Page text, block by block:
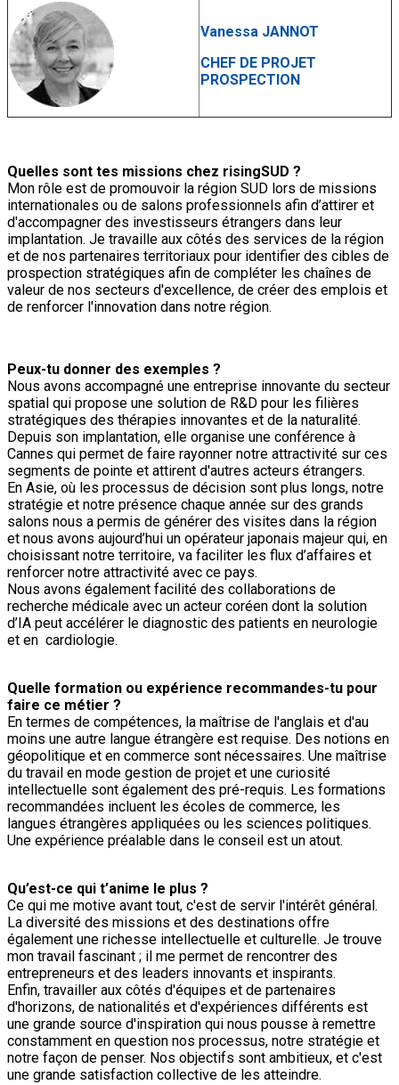
Vanessa JANNOT
CHEF DE PROJET
PROSPECTION
Quelles sont tes missions chez risingSUD ?
Mon rôle est de promouvoir la région SUD lors de missions
internationales ou de salons professionnels afin d’attirer et
d'accompagner des investisseurs étrangers dans leur
implantation. Je travaille aux côtés des services de la région
et de nos partenaires territoriaux pour identifier des cibles de
prospection stratégiques afin de compléter les chaînes de
valeur de nos secteurs d'excellence, de créer des emplois et
de renforcer l'innovation dans notre région.
Peux-tu donner des exemples ?
Nous avons accompagné une entreprise innovante du secteur
spatial qui propose une solution de R&D pour les filières
stratégiques des thérapies innovantes et de la naturalité.
Depuis son implantation, elle organise une conférence à
Cannes qui permet de faire rayonner notre attractivité sur ces
segments de pointe et attirent d'autres acteurs étrangers.
En Asie, où les processus de décision sont plus longs, notre
stratégie et notre présence chaque année sur des grands
salons nous a permis de générer des visites dans la région
et nous avons aujourd’hui un opérateur japonais majeur qui, en
choisissant notre territoire, va faciliter les flux d’affaires et
renforcer notre attractivité avec ce pays.
Nous avons également facilité des collaborations de
recherche médicale avec un acteur coréen dont la solution
d’IA peut accélérer le diagnostic des patients en neurologie
et en cardiologie.
Quelle formation ou expérience recommandes-tu pour
faire ce métier ?
En termes de compétences, la maîtrise de l'anglais et d'au
moins une autre langue étrangère est requise. Des notions en
géopolitique et en commerce sont nécessaires. Une maîtrise
du travail en mode gestion de projet et une curiosité
intellectuelle sont également des pré-requis. Les formations
recommandées incluent les écoles de commerce, les
langues étrangères appliquées ou les sciences politiques.
Une expérience préalable dans le conseil est un atout.
Qu’est-ce qui t’anime le plus ?
Ce qui me motive avant tout, c'est de servir l'intérêt général.
La diversité des missions et des destinations offre
également une richesse intellectuelle et culturelle. Je trouve
mon travail fascinant ; il me permet de rencontrer des
entrepreneurs et des leaders innovants et inspirants.
Enfin, travailler aux côtés d'équipes et de partenaires
d'horizons, de nationalités et d'expériences différents est
une grande source d'inspiration qui nous pousse à remettre
constamment en question nos processus, notre stratégie et
notre façon de penser. Nos objectifs sont ambitieux, et c'est
une grande satisfaction collective de les atteindre.